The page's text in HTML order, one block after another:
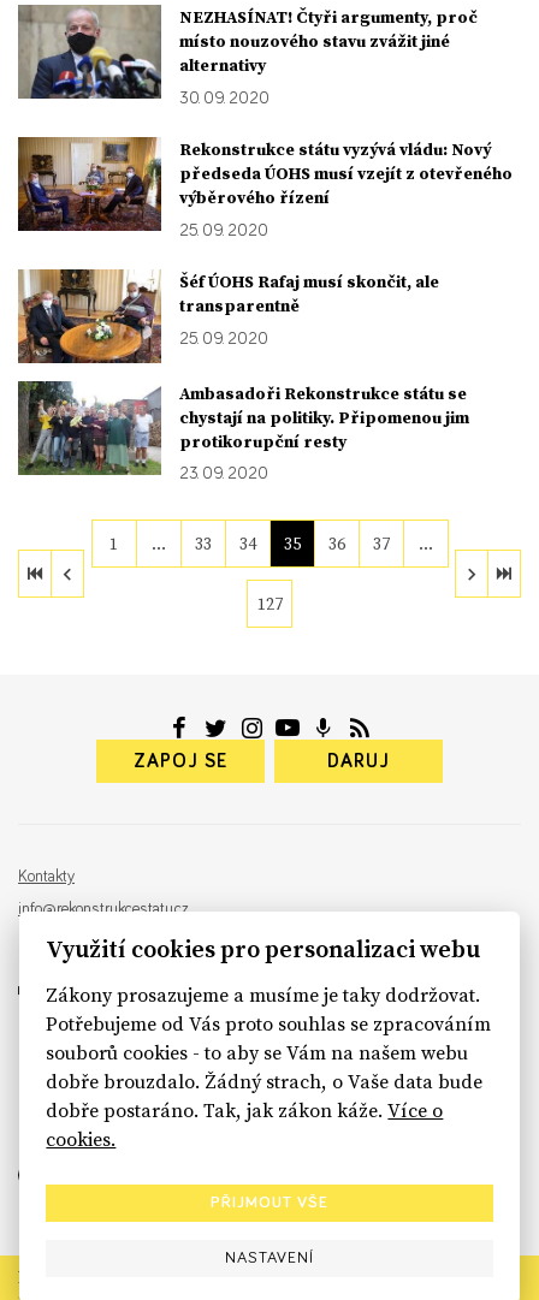
NEZHASÍNAT! Čtyři argumenty, proč
místo nouzového stavu zvážit jiné
alternativy
30. 09. 2020
Rekonstrukce státu vyzývá vládu: Nový
předseda ÚOHS musí vzejít z otevřeného
výběrového řízení
25. 09. 2020
Šéf ÚOHS Rafaj musí skončit, ale
transparentně
25. 09. 2020
Ambasadoři Rekonstrukce státu se
chystají na politiky. Připomenou jim
protikorupční resty
23. 09. 2020
1 … 33 34 35 36 37 …
127
ZAPOJ SE DARUJ
Kontakty
info@rekonstrukcestatu.cz
Návrh a vývoj: Sinfin , ilustrace:
sinfin.digital
Rekonstrukce státu končí. Její členské organizace však dál
Využití cookies pro personalizaci webu
Zákony prosazujeme a musíme je taky dodržovat.
Potřebujeme od Vás proto souhlas se zpracováním
souborů cookies - to aby se Vám na našem webu
dobře brouzdalo. Žádný strach, o Vaše data bude
dobře postaráno. Tak, jak zákon káže.Více o
cookies.
PŘIJMOUT VŠE
NASTAVENÍ